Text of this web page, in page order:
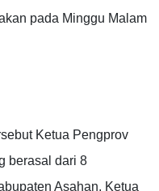
pada Minggu Malam
Ketua Pengprov
berasal dari 8
Asahan, Ketua